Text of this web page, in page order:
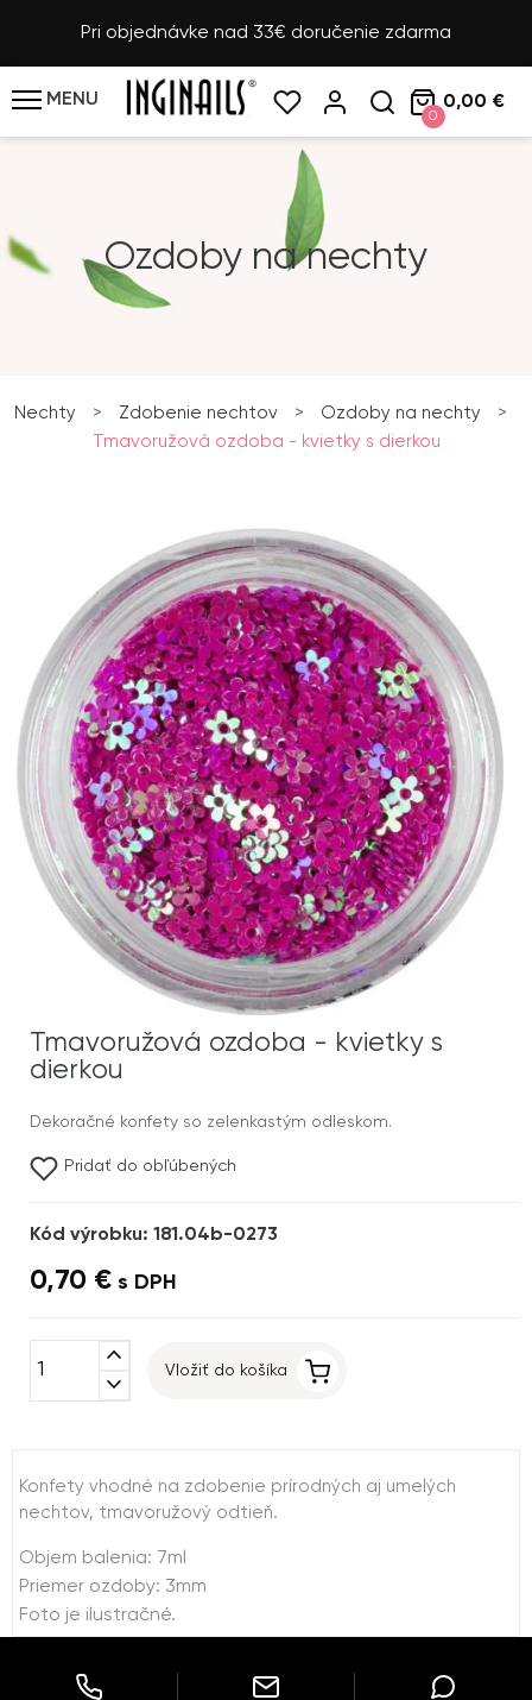
Pri objednávke nad 33€ doručenie zdarma
MENU
0
0,00 €
Ozdoby na nechty
Nechty > Zdobenie nechtov > Ozdoby na nechty
>
Tmavoružová ozdoba - kvietky s dierkou
Tmavoružová ozdoba - kvietky s
dierkou
Dekoračné konfety so zelenkastým odleskom.
Pridať do obľúbených
Kód výrobku: 181.04b-0273
0,70 € s DPH
expand_less
expand_more
Vložiť do košíka
Konfety vhodné na zdobenie prírodných aj umelých
nechtov, tmavoružový odtieň.
Objem balenia: 7ml
Priemer ozdoby: 3mm
Foto je ilustračné.